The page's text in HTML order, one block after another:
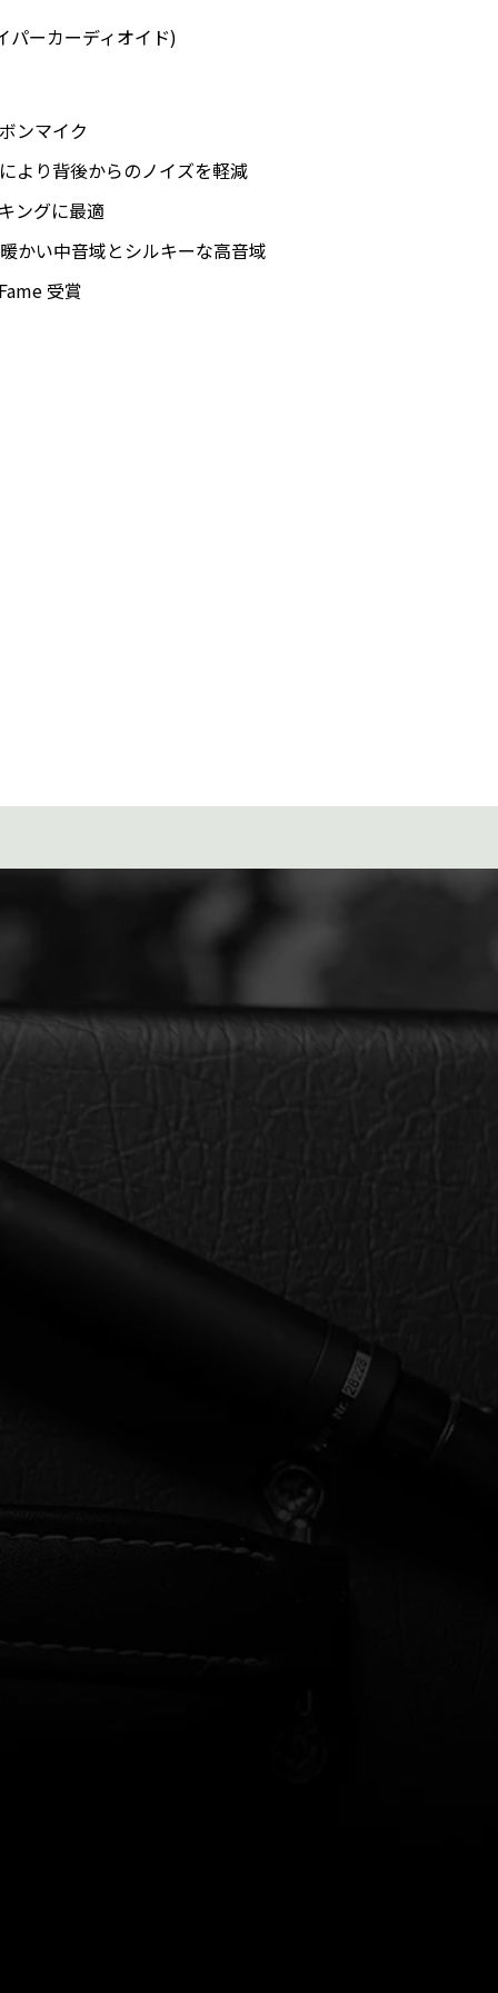
パーカーディオイド)
ンマイク
より背後からのノイズを軽減
ングに最適
かい中音域とシルキーな高音域
受賞